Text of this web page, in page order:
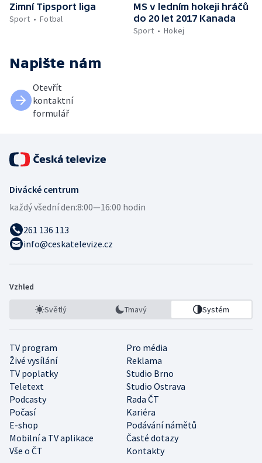
Zimní Tipsport liga
Sport
Fotbal
MS v ledním hokeji hráčů
do 20 let 2017 Kanada
Sport
Hokej
Napište nám
Otevřít
kontaktní
formulář
Divácké centrum
každý všední den:8:00—16:00 hodin
261 136 113
info@ceskatelevize.cz
Vzhled
Světlý Tmavý Systém
TV program
Pro média
Živé vysílání
Reklama
TV poplatky
Studio Brno
Teletext
Studio Ostrava
Podcasty
Rada ČT
Počasí
Kariéra
E-shop
Podávání námětů
Mobilní a TV aplikace
Časté dotazy
Vše o ČT
Kontakty